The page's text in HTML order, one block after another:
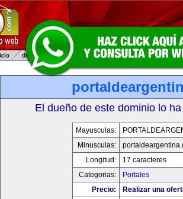
El dueño de este dominio lo
Mayusculas:
Minusculas:
Longitud:
17 caracteres
Categorias:
Portales
Precio:
Realizar una